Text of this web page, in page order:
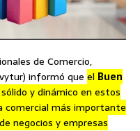
de Comercio,
informó que el Buen
y dinámico en estos
comercial más importante
negocios y empresas